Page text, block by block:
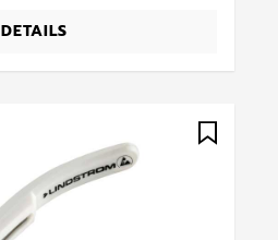
DETAILS